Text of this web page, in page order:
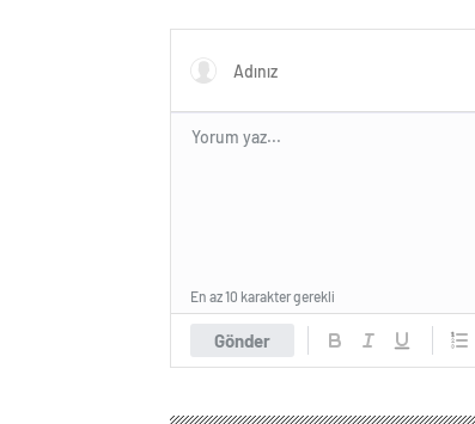
Gönder
En az 10 karakter gerekli